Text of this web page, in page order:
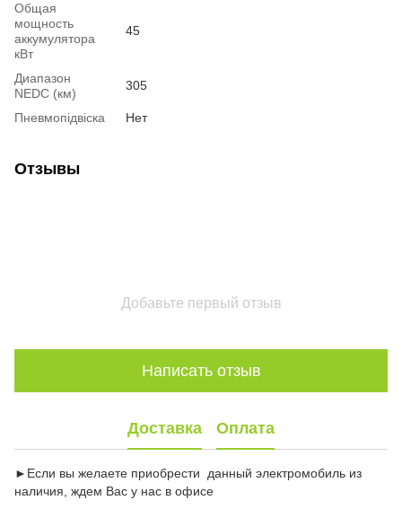
Общая
мощность
аккумулятора
кВт
45
Диапазон
NEDC (км)
305
Пневмопідвіска Нет
Отзывы
Добавьте первый отзыв
Написать отзыв
Доставка Оплата
►Если вы желаете приобрести данный электромобиль из
наличия, ждем Вас у нас в офисе